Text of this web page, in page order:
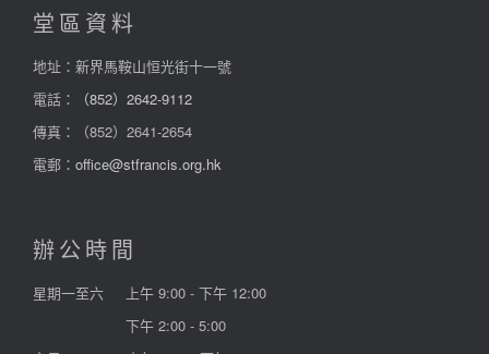
堂區資料
地址：新界馬鞍山恒光街十一號
電話：
（852）2642-9112
傳真：（852）2641-2654
電郵： office@stfrancis.org.hk
辦公時間
星期一至六
上午 9:00 - 下午 12:00
下午 2:00 - 5:00